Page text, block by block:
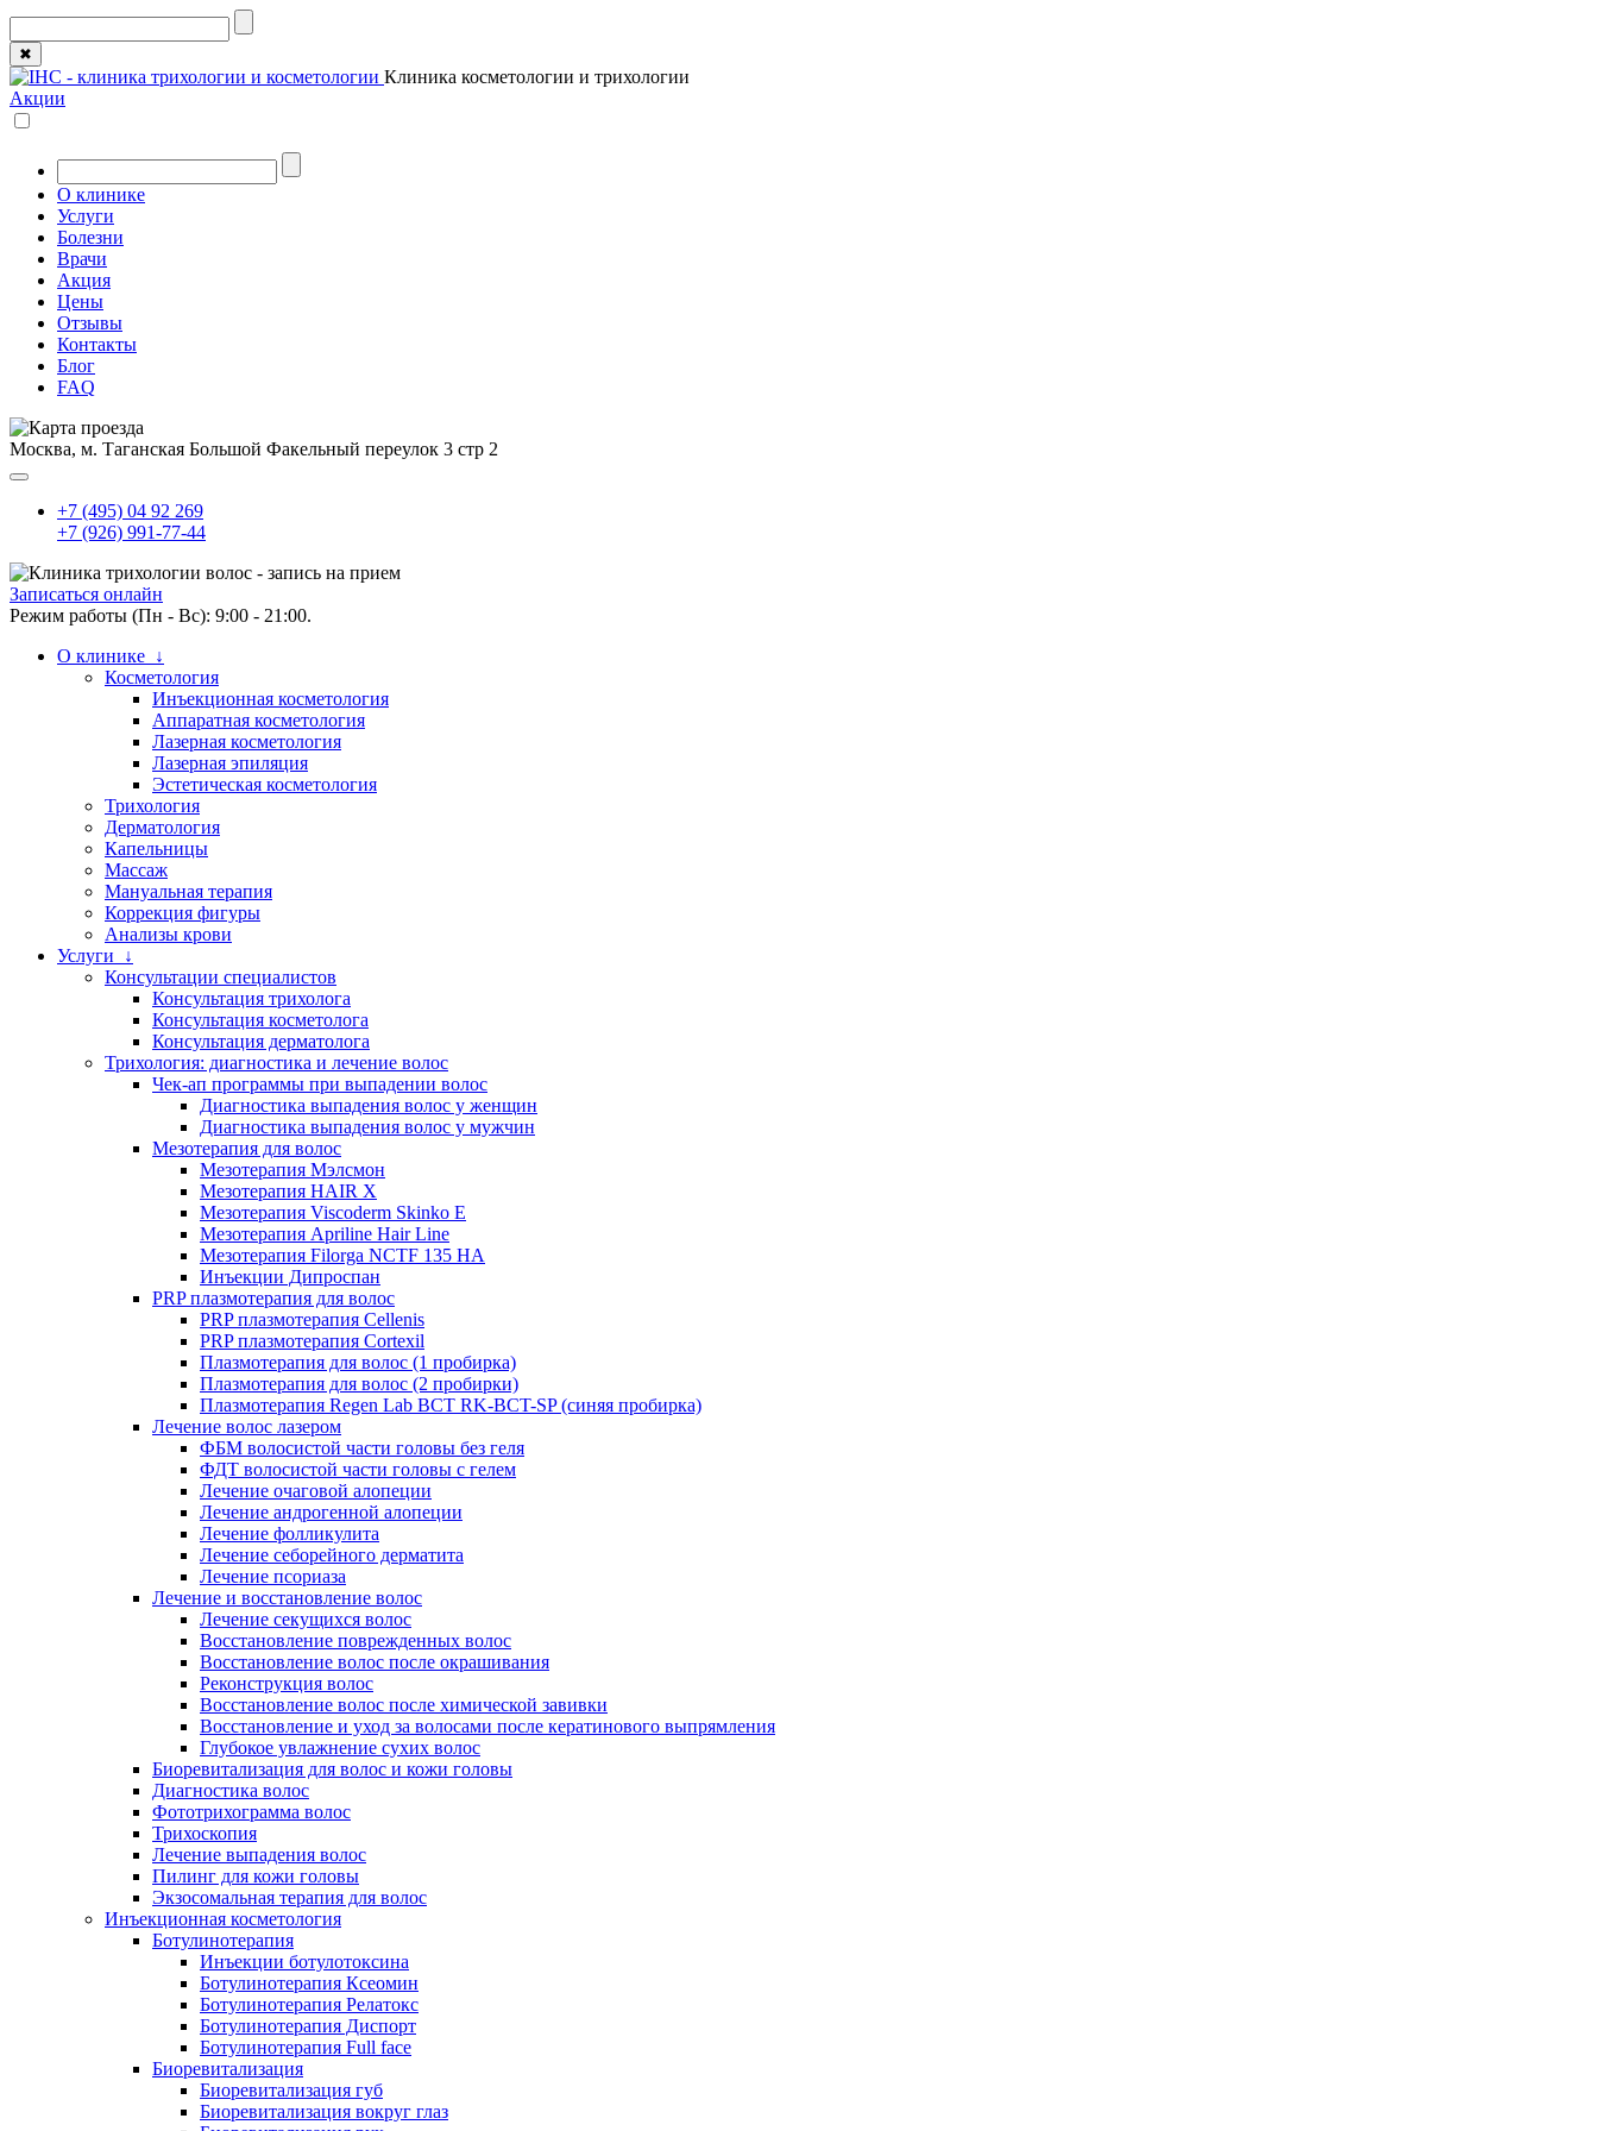
✖
Клиника косметологии и трихологии
Акции
О клинике
Услуги
Болезни
Врачи
Акция
Цены
Отзывы
Контакты
Блог
FAQ
Москва, м. Таганская Большой Факельный переулок 3 стр 2
+7 (495) 04 92 269
+7 (926) 991-77-44
Записаться онлайн
Режим работы (Пн - Вс): 9:00 - 21:00.
О клинике ↓
Косметология
Инъекционная косметология
Аппаратная косметология
Лазерная косметология
Лазерная эпиляция
Эстетическая косметология
Трихология
Дерматология
Капельницы
Массаж
Мануальная терапия
Коррекция фигуры
Анализы крови
Услуги ↓
Консультации специалистов
Консультация трихолога
Консультация косметолога
Консультация дерматолога
Трихология: диагностика и лечение волос
Чек-ап программы при выпадении волос
Диагностика выпадения волос у женщин
Диагностика выпадения волос у мужчин
Мезотерапия для волос
Мезотерапия Мэлсмон
Мезотерапия HAIR X
Мезотерапия Viscoderm Skinko E
Мезотерапия Apriline Hair Line
Мезотерапия Filorga NCTF 135 HA
Инъекции Дипроспан
PRP плазмотерапия для волос
PRP плазмотерапия Cellenis
PRP плазмотерапия Cortexil
Плазмотерапия для волос (1 пробирка)
Плазмотерапия для волос (2 пробирки)
Плазмотерапия Regen Lab BCT RK-BCT-SP (синяя пробирка)
Лечение волос лазером
ФБМ волосистой части головы без геля
ФДТ волосистой части головы с гелем
Лечение очаговой алопеции
Лечение андрогенной алопеции
Лечение фолликулита
Лечение себорейного дерматита
Лечение псориаза
Лечение и восстановление волос
Лечение секущихся волос
Восстановление поврежденных волос
Восстановление волос после окрашивания
Реконструкция волос
Восстановление волос после химической завивки
Восстановление и уход за волосами после кератинового выпрямления
Глубокое увлажнение сухих волос
Биоревитализация для волос и кожи головы
Диагностика волос
Фототрихограмма волос
Трихоскопия
Лечение выпадения волос
Пилинг для кожи головы
Экзосомальная терапия для волос
Инъекционная косметология
Ботулинотерапия
Инъекции ботулотоксина
Ботулинотерапия Ксеомин
Ботулинотерапия Релатокс
Ботулинотерапия Диспорт
Ботулинотерапия Full face
Биоревитализация
Биоревитализация губ
Биоревитализация вокруг глаз